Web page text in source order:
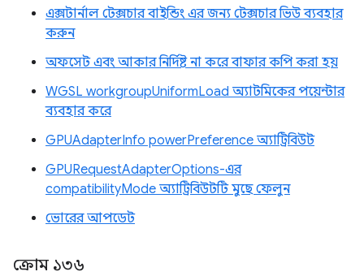
এক্সটার্নাল টেক্সচার বাইন্ডিং এর জন্য টেক্সচার ভিউ ব্যবহার
করুন
অফসেট এবং আকার নির্দিষ্ট না করে বাফার কপি করা হয়
WGSL workgroupUniformLoad অ্যাটমিকের পয়েন্টার
ব্যবহার করে
GPUAdapterInfo powerPreference অ্যাট্রিবিউট
GPURequestAdapterOptions-এর
compatibilityMode অ্যাট্রিবিউটটি মুছে ফেলুন
ভোরের আপডেট
ক্রোম ১৩৬